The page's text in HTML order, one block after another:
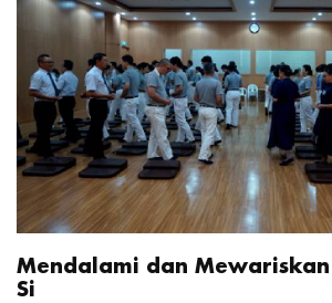
Mendalami dan
Si